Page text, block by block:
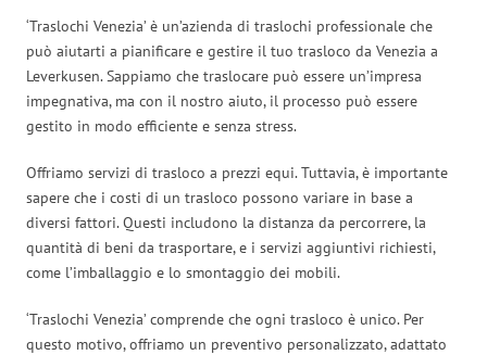
‘Traslochi Venezia’ è un’azienda di traslochi professionale che
può aiutarti a pianificare e gestire il tuo trasloco da Venezia a
Leverkusen. Sappiamo che traslocare può essere un’impresa
impegnativa, ma con il nostro aiuto, il processo può essere
gestito in modo efficiente e senza stress.
Offriamo servizi di trasloco a prezzi equi. Tuttavia, è importante
sapere che i costi di un trasloco possono variare in base a
diversi fattori. Questi includono la distanza da percorrere, la
quantità di beni da trasportare, e i servizi aggiuntivi richiesti,
come l’imballaggio e lo smontaggio dei mobili.
‘Traslochi Venezia’ comprende che ogni trasloco è unico. Per
questo motivo, offriamo un preventivo personalizzato, adattato